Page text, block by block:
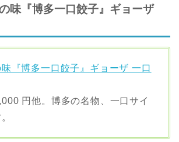
味『博多一口餃子』ギョーザ
『博多一口餃子』ギョーザ 一口
円他。博多の名物、一口サイ